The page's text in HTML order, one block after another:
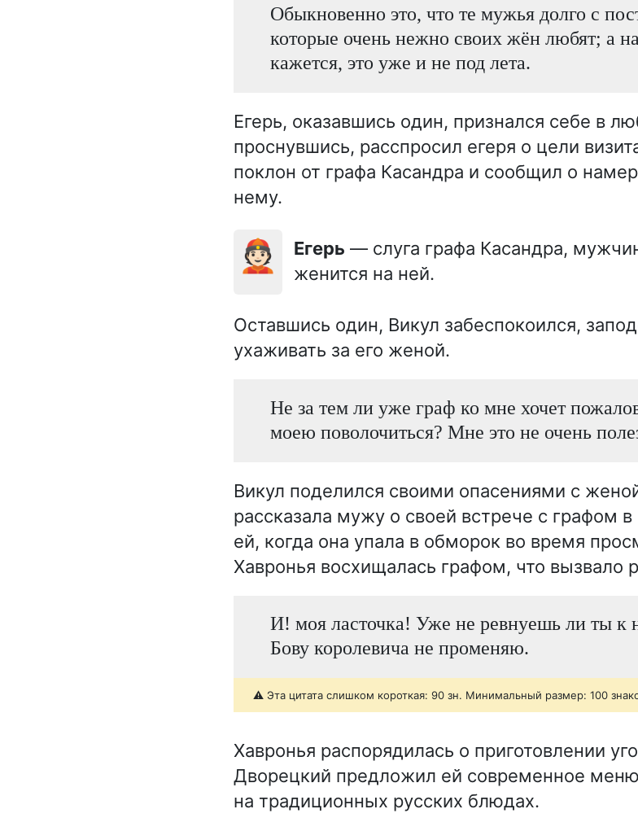
Обыкновенно это, что те мужья долго с
которые очень нежно своих жён любят; а
кажется, это уже и не под лета.
Егерь, оказавшись один, признался себе в
проснувшись, расспросил егеря о цели
поклон от графа Касандра и сообщил о
нему.
👲🏻 Егерь — слуга графа Касандра,
женится на ней.
Оставшись один, Викул забеспокоился,
ухаживать за его женой.
Не за тем ли уже граф ко мне хочет
моею поволочиться? Мне это не очень
Викул поделился своими опасениями с
рассказала мужу о своей встрече с графом
ей, когда она упала в обморок во время
Хавронья восхищалась графом, что вызвало
И! моя ласточка! Уже не ревнуешь ли ты к
Бову королевича не променяю.
⚠️ Эта цитата слишком короткая: 90 зн. Минимальный размер: 100
Хавронья распорядилась о приготовлении
Дворецкий предложил ей современное
на традиционных русских блюдах.